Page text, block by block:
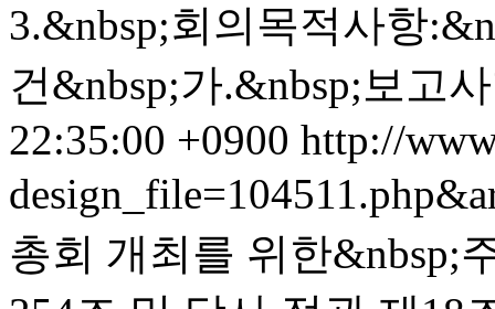
3.&nbsp;회의목적사항
건&nbsp;가.&nbsp;보고
22:35:00 +0900 http://
총회 개최를 위한&nbsp;